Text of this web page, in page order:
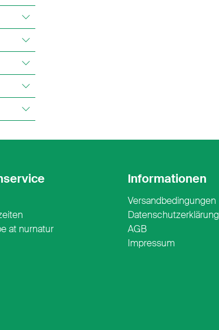
at nurnatur
Informationen
Versandbedingungen
Datenschutzerklärung
AGB
Impressum